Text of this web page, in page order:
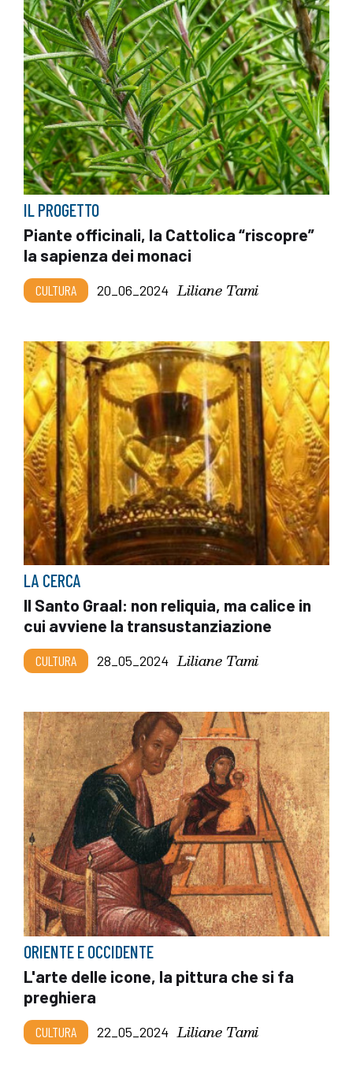
IL PROGETTO
Piante officinali, la Cattolica “riscopre”
la sapienza dei monaci
CULTURA 20_06_2024 Liliane Tami
LA CERCA
Il Santo Graal: non reliquia, ma calice in
cui avviene la transustanziazione
CULTURA 28_05_2024 Liliane Tami
ORIENTE E OCCIDENTE
L'arte delle icone, la pittura che si fa
preghiera
CULTURA 22_05_2024 Liliane Tami